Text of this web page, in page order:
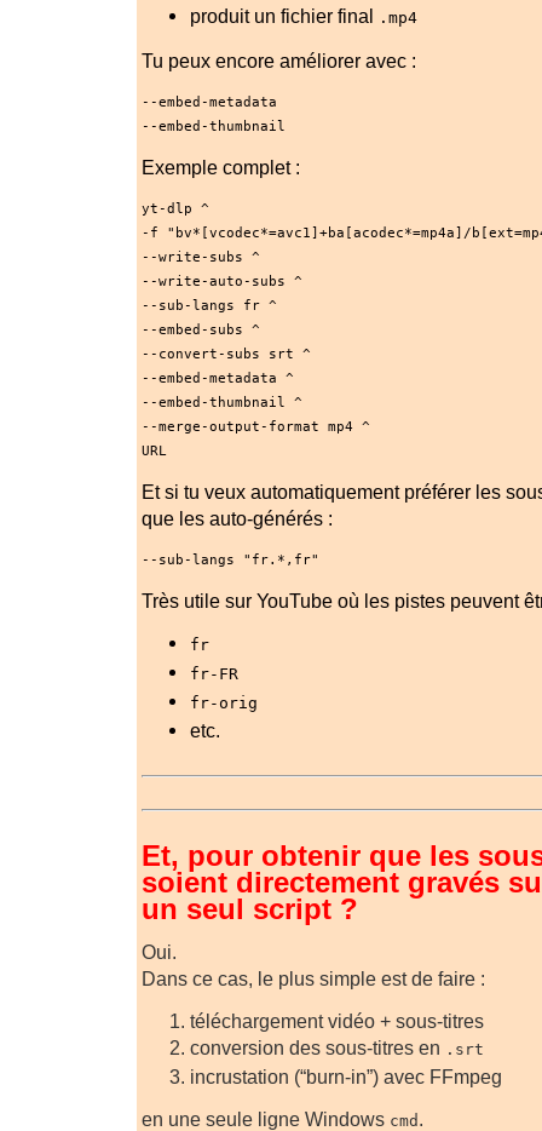
produit un fichier final .mp4
Tu peux encore améliorer avec :
--embed-metadata
--embed-thumbnail
Exemple complet :
yt-dlp ^
-f "bv*[vcodec*=avc1]+ba[acodec*=mp4a]/
--write-subs ^
--write-auto-subs ^
--sub-langs fr ^
--embed-subs ^
--convert-subs srt ^
--embed-metadata ^
--embed-thumbnail ^
--merge-output-format mp4 ^
URL
Et si tu veux automatiquement préférer les
que les auto-générés :
--sub-langs "fr.*,fr"
Très utile sur YouTube où les pistes peuvent
fr
fr-FR
fr-orig
etc.
Et, pour obtenir que les
soient directement gravés
un seul script ?
Oui.
Dans ce cas, le plus simple est de faire :
téléchargement vidéo + sous-titres
conversion des sous-titres en .srt
incrustation (“burn-in”) avec FFmpeg
en une seule ligne Windows cmd .